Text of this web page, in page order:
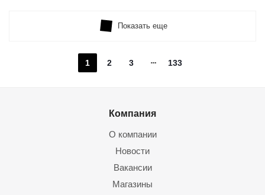
Показать еще
1 2 3 133
Компания
О компании
Новости
Вакансии
Магазины